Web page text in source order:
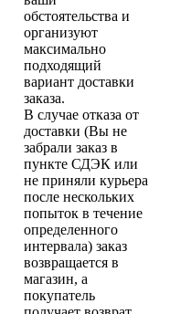
обстоятельства и
организуют
максимально
подходящий
вариант доставки
заказа.
В случае отказа от
доставки (Вы не
забрали заказ в
пункте СДЭК или
не приняли курьера
после нескольких
попыток в течение
определенного
интервала) заказ
возвращается в
магазин, а
покупатель